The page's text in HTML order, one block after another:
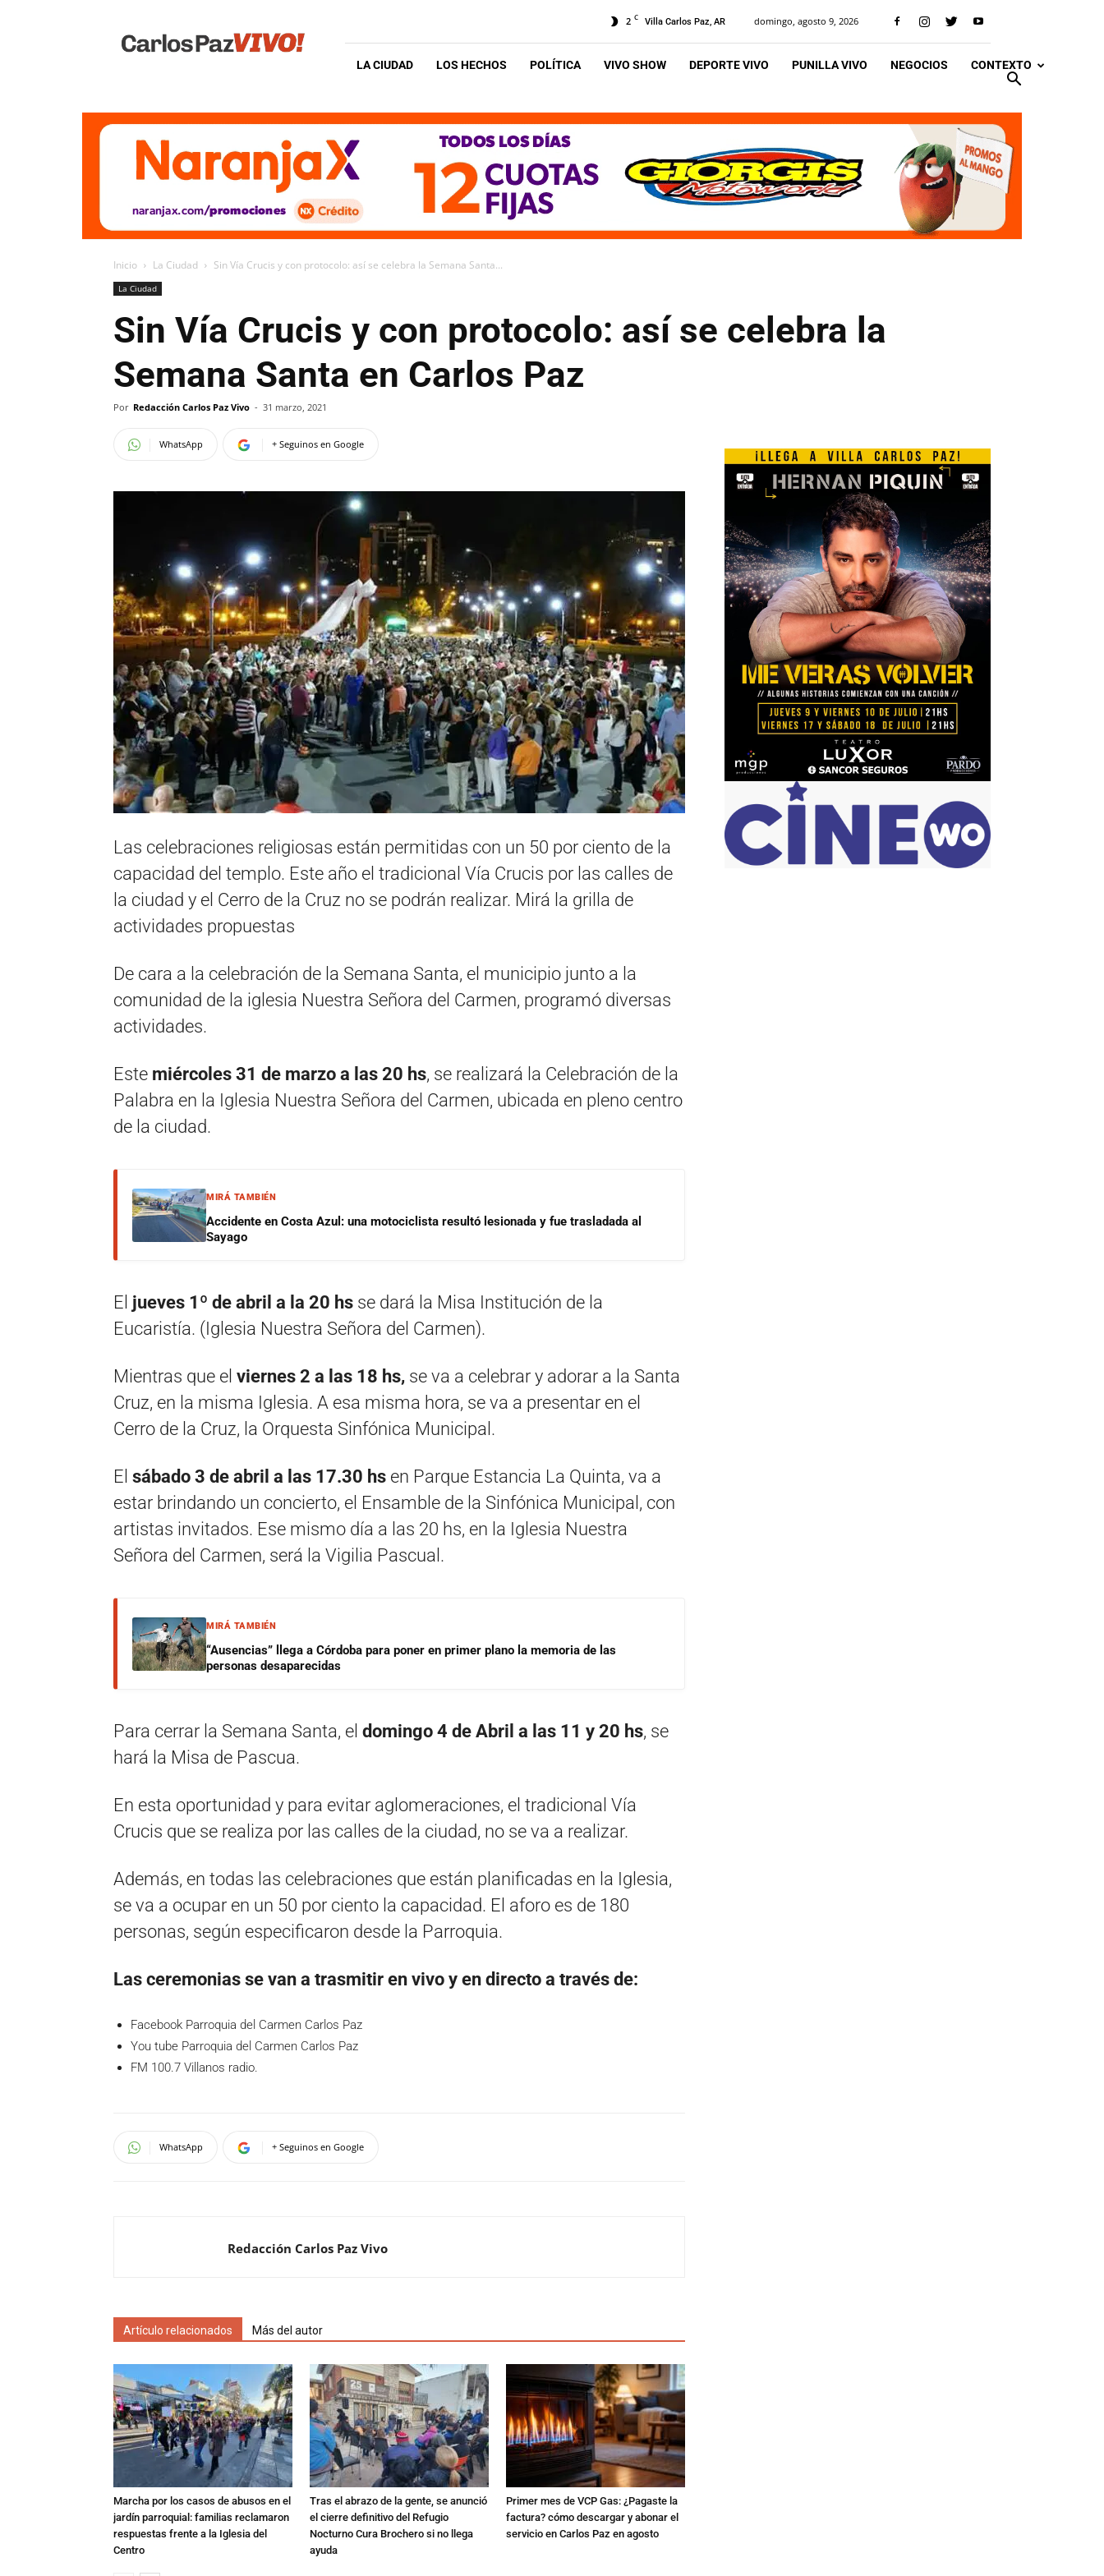
Vivo
2 C Villa Carlos Paz, AR domingo, agosto 9, 2026
LA CIUDAD LOS HECHOS POLÍTICA VIVO SHOW DEPORTE VIVO PUNILLA VIVO NEGOCIOS CONTEXTO
Inicio La Ciudad Sin Vía Crucis y con protocolo: así se celebra la Semana Santa...
La Ciudad
Sin Vía Crucis y con protocolo: así se celebra la
Semana Santa en Carlos Paz
Por Redacción Carlos Paz Vivo - 31 marzo, 2021
WhatsApp + Seguinos en Google
Las celebraciones religiosas están permitidas con un 50 por ciento de la
capacidad del templo. Este año el tradicional Vía Crucis por las calles de
la ciudad y el Cerro de la Cruz no se podrán realizar. Mirá la grilla de
actividades propuestas
De cara a la celebración de la Semana Santa, el municipio junto a la
comunidad de la iglesia Nuestra Señora del Carmen, programó diversas
actividades.
Este miércoles 31 de marzo a las 20 hs, se realizará la Celebración de la
Palabra en la Iglesia Nuestra Señora del Carmen, ubicada en pleno centro
de la ciudad.
MIRÁ TAMBIÉN
Accidente en Costa Azul: una motociclista resultó lesionada y fue trasladada al
Sayago
El jueves 1º de abril a la 20 hs se dará la Misa Institución de la
Eucaristía. (Iglesia Nuestra Señora del Carmen).
Mientras que el viernes 2 a las 18 hs, se va a celebrar y adorar a la Santa
Cruz, en la misma Iglesia. A esa misma hora, se va a presentar en el
Cerro de la Cruz, la Orquesta Sinfónica Municipal.
El sábado 3 de abril a las 17.30 hs en Parque Estancia La Quinta, va a
estar brindando un concierto, el Ensamble de la Sinfónica Municipal, con
artistas invitados. Ese mismo día a las 20 hs, en la Iglesia Nuestra
Señora del Carmen, será la Vigilia Pascual.
MIRÁ TAMBIÉN
“Ausencias” llega a Córdoba para poner en primer plano la memoria de las
personas desaparecidas
Para cerrar la Semana Santa, el domingo 4 de Abril a las 11 y 20 hs, se
hará la Misa de Pascua.
En esta oportunidad y para evitar aglomeraciones, el tradicional Vía
Crucis que se realiza por las calles de la ciudad, no se va a realizar.
Además, en todas las celebraciones que están planificadas en la Iglesia,
se va a ocupar en un 50 por ciento la capacidad. El aforo es de 180
personas, según especificaron desde la Parroquia.
Las ceremonias se van a trasmitir en vivo y en directo a través de:
Facebook Parroquia del Carmen Carlos Paz
You tube Parroquia del Carmen Carlos Paz
FM 100.7 Villanos radio.
WhatsApp + Seguinos en Google
Redacción Carlos Paz Vivo
Artículo relacionados Más del autor
Marcha por los casos de abusos en el
jardín parroquial: familias reclamaron
respuestas frente a la Iglesia del
Centro
Tras el abrazo de la gente, se anunció
el cierre definitivo del Refugio
Nocturno Cura Brochero si no llega
ayuda
Primer mes de VCP Gas: ¿Pagaste la
factura? cómo descargar y abonar el
servicio en Carlos Paz en agosto